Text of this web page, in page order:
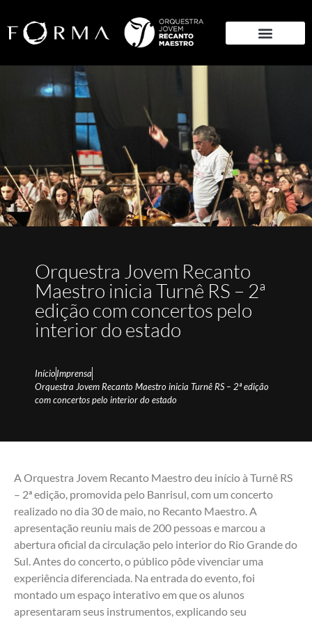
Orquestra Jovem Recanto
Maestro inicia Turnê RS – 2ª
edição com concertos pelo
interior do estado
InícioImprensa
Orquestra Jovem Recanto Maestro inicia Turnê RS – 2ª edição
com concertos pelo interior do estado
A Orquestra Jovem Recanto Maestro deu início à Turnê RS
– 2ª edição, promovida pelo Banrisul, com um concerto
realizado no dia 30 de maio, no Recanto Maestro. A
apresentação reuniu mais de 200 pessoas e marcou a
abertura oficial da circulação pelo interior do Rio Grande do
Sul.Antes do concerto, o público pôde vivenciar uma
experiência diferenciada. Na entrada do evento, foi
montado um espaço interativo em que os alunos
apresentaram seus instrumentos, explicando seu